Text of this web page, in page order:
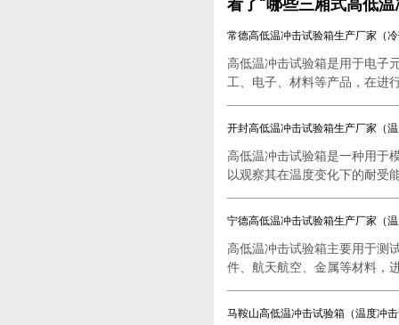
看了“哪些三厢式高低
常德高低温冲击试验箱生产厂家（
高低温冲击试验箱是用于电子
工、电子、材料等产品，在进
开封高低温冲击试验箱生产厂家（
高低温冲击试验箱是一种用于
以观察其在温度变化下的耐受
宁德高低温冲击试验箱生产厂家（
高低温冲击试验箱主要用于测
件、航天航空、金属等材料，
马鞍山高低温冲击试验箱（温度冲